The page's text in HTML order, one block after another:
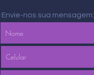
Envie-nos sua mensagem: